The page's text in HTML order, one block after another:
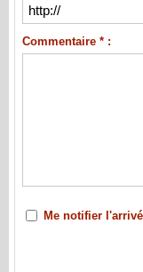
Commentaire * :
Me notifier